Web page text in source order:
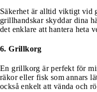
Säkerhet är alltid viktigt vid
grillhandskar skyddar dina
det enklare att hantera heta
6. Grillkorg
En grillkorg är perfekt för
räkor eller fisk som annars
också enkelt att vända och